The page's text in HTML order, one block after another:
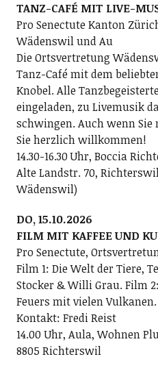
TANZ-CAFÉ MIT LIVE-
Pro Senectute Kanton
Wädenswil und Au
Die Ortsvertretung
Tanz-Café mit dem
Knobel. Alle
eingeladen, zu Livemusik
schwingen. Auch wenn
Sie herzlich willkommen!
14.30-16.30 Uhr, Boccia
Alte Landstr. 70,
Wädenswil)
DO, 15.10.2026
FILM MIT KAFFEE UND
Pro Senectute,
Film 1: Die Welt der Tiere,
Stocker & Willi Grau. Film
Feuers mit vielen
Kontakt: Fredi Reist
14.00 Uhr, Aula, Wohnen
8805 Richterswil